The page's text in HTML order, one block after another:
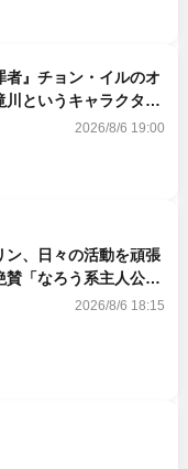
』チョン・イルのオ
というキャラクター
運が良かった」
2026/8/6 19:00
ン、日々の活動を頑張
賛「なろう系主人公ま
2026/8/6 18:15